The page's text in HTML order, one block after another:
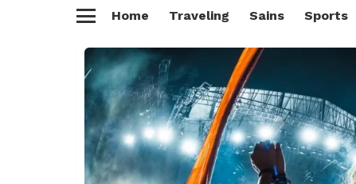
Home Traveling Sains Sports